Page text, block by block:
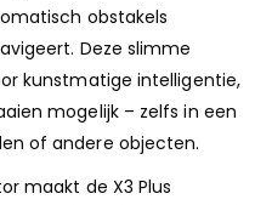
obstakels
Deze slimme
kunstmatige intelligentie,
mogelijk – zelfs in een
of andere objecten.
maakt de X3 Plus